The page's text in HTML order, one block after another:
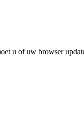
u of uw browser